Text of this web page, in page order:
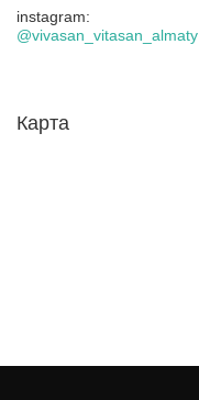
instagram
@vivasan_vitasan_almaty
Карта